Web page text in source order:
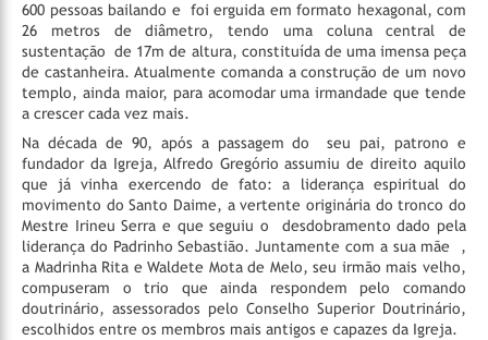
600 pessoas bailando e foi erguida em formato hexagonal, com
26 metros de diâmetro, tendo uma coluna central de
sustentação de 17m de altura, constituída de uma imensa peça
de castanheira. Atualmente comanda a construção de um novo
templo, ainda maior, para acomodar uma irmandade que tende
a crescer cada vez mais.
Na década de 90, após a passagem do
seu pai, patrono e
fundador da Igreja, Alfredo Gregório assumiu de direito aquilo
que já vinha exercendo de fato: a liderança espiritual do
movimento do Santo Daime, a vertente originária do tronco do
Mestre Irineu Serra e que seguiu o
desdobramento dado pela
liderança do Padrinho Sebastião. Juntamente com a sua mãe
,
a Madrinha Rita e Waldete Mota de Melo, seu irmão mais velho,
compuseram o trio que ainda respondem pelo comando
doutrinário, assessorados pelo Conselho Superior Doutrinário,
escolhidos entre os membros mais antigos e capazes da Igreja.